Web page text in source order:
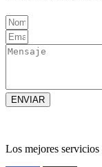
ENVIAR
Los mejores